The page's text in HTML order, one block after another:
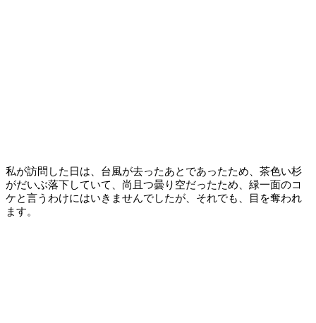
私が訪問した日は、台風が去ったあとであったため、茶色い杉
がだいぶ落下していて、尚且つ曇り空だったため、緑一面のコ
ケと言うわけにはいきませんでしたが、それでも、目を奪われ
ます。